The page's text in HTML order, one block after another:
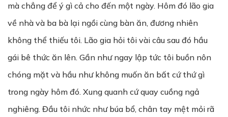
mà chẳng để ý gì cả cho đến một ngày. Hôm đó lão gia
về nhà và ba bà lại ngồi cùng bàn ăn, đương nhiên
không thể thiếu tôi. Lão gia hỏi tôi vài câu sau đó hầu
gái bê thức ăn lên. Gần như ngay lập tức tôi buồn nôn
chóng mặt và hầu như không muốn ăn bất cứ thứ gì
trong ngày hôm đó. Xung quanh cứ quay cuồng ngả
nghiêng. Đầu tôi nhức như búa bổ, chân tay mệt mỏi rã